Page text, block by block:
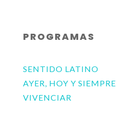
PROGRAMAS
SENTIDO LATINO
AYER, HOY Y SIEMPRE
VIVENCIAR